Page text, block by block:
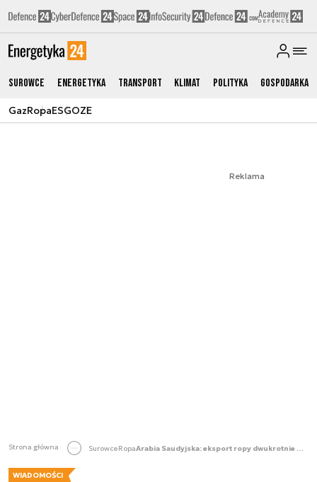
Surowce Energetyka Transport Klimat Polityka Gospodarka
GazRopaESGOZE
Reklama
Strona główna SurowceRopa Arabia Saudyjska: eksport ropy dwukrotnie wyższy niż rok wcześniej
WIADOMOŚCI